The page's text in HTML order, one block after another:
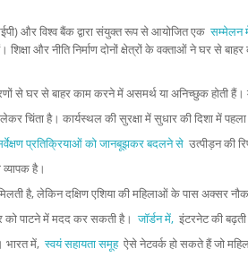
और विश्व बैंक द्वारा संयुक्त रूप से आयोजित एकसम्मेलन
और नीति निर्माण दोनों क्षेत्रों के वक्ताओं ने घर से
से घर से बाहर काम करने में असमर्थ या अनिच्छुक होती
चिंता है। कार्यस्थल की सुरक्षा में सुधार की दिशा में
प्रतिक्रियाओं को जानबूझकर बदलने से उत्पीड़न की
है।
है, लेकिन दक्षिण एशिया की महिलाओं के पास अक्सर
को पाटने में मदद कर सकती है।जॉर्डन में, इंटरनेट की
भारत में,स्वयं सहायता समूहऐसे नेटवर्क हो सकते हैं जो